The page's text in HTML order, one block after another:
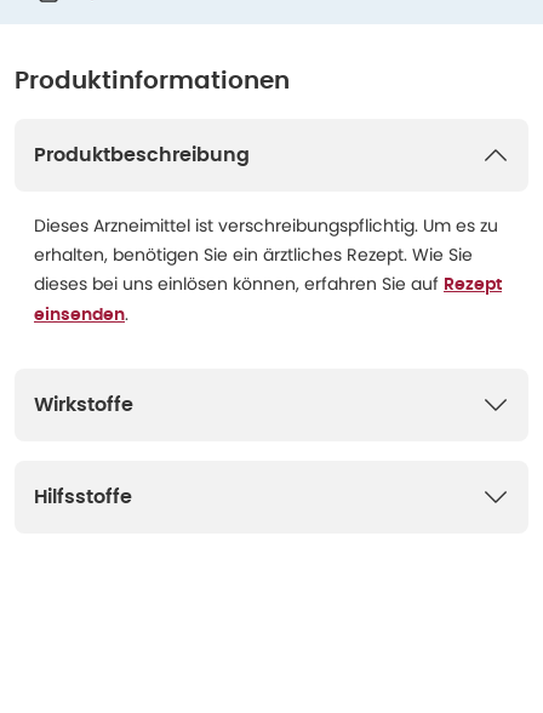
Produktinformationen
Produktbeschreibung
Dieses Arzneimittel ist verschreibungspflichtig. Um es zu
erhalten, benötigen Sie ein ärztliches Rezept. Wie Sie
dieses bei uns einlösen können, erfahren Sie auf Rezept
einsenden.
Wirkstoffe
Hilfsstoffe